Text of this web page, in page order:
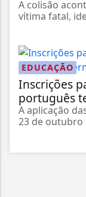
A colisão
vítima fatal,
EDUCAÇÃO
Inscrições
português
A aplicação
23 de outubro